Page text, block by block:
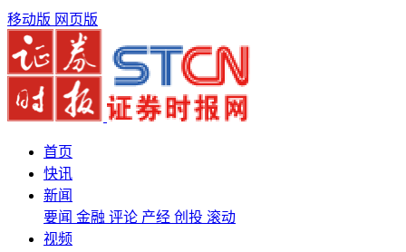
移动版 网页版
首页
快讯
新闻
要闻 金融 评论 产经 创投 滚动
视频